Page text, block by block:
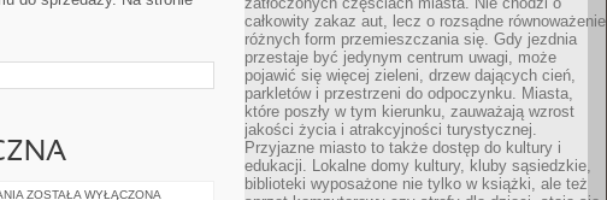
FIZJOTERAPIA
ZOSTAŁA WYŁĄCZONA
całkowity zakaz aut, lecz o rozsądne równoważenie
różnych form przemieszczania się. Gdy jezdnia
przestaje być jedynym centrum uwagi, może
pojawić się więcej zieleni, drzew dających cień,
parkletów i przestrzeni do odpoczynku. Miasta,
które poszły w tym kierunku, zauważają wzrost
jakości życia i atrakcyjności turystycznej.
Przyjazne miasto to także dostęp do kultury i
edukacji. Lokalne domy kultury, kluby sąsiedzkie,
biblioteki wyposażone nie tylko w książki, ale też